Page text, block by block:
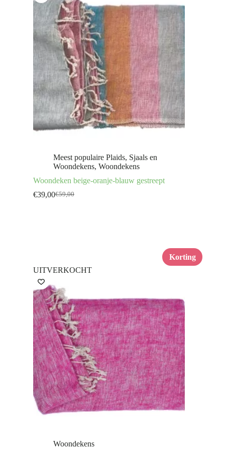
Meest populaire Plaids, Sjaals en
Woondekens, Woondekens
Woondeken beige-oranje-blauw gestreept
€59,00
Oorspronkelijke
€39,00Huidige
UITVERKOCHT
Woondekens
Korting